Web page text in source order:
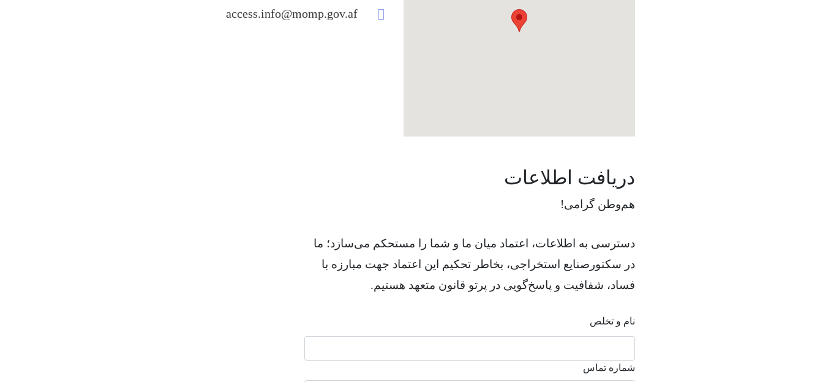
access.info@momp.gov.af
دریافت اطلاعات
هم‌وطن گرامی!
دسترسی به اطلاعات، اعتماد میان ما و شما را مستحکم می‌سازد؛ ما
در سکتورصنایع استخراجی، بخاطر تحکیم این اعتماد جهت مبارزه با
فساد، شفافیت و پاسخ‌گویی در پرتو قانون متعهد هستیم.
نام و تخلص
شماره تماس